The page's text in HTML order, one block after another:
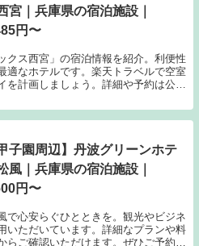
宮｜兵庫県の宿泊施設｜
円〜
クス西宮」の宿泊情報を紹介。利便性
適なホテルです。楽天トラベルで空室
を計画しましょう。詳細や予約は公式
子園周辺】丹波グリーンホテ
風｜兵庫県の宿泊施設｜
円〜
で心安らぐひとときを。観光やビジネ
いただいています。詳細なプランや料
らご確認いただけます。ぜひご予約く